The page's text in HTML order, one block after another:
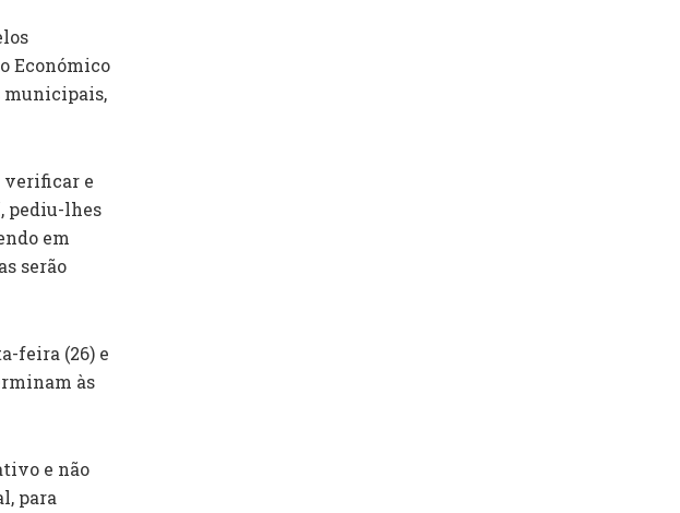
Económico
municipais,
verificar e
pediu-lhes
em
serão
feira (26) e
às
e não
para